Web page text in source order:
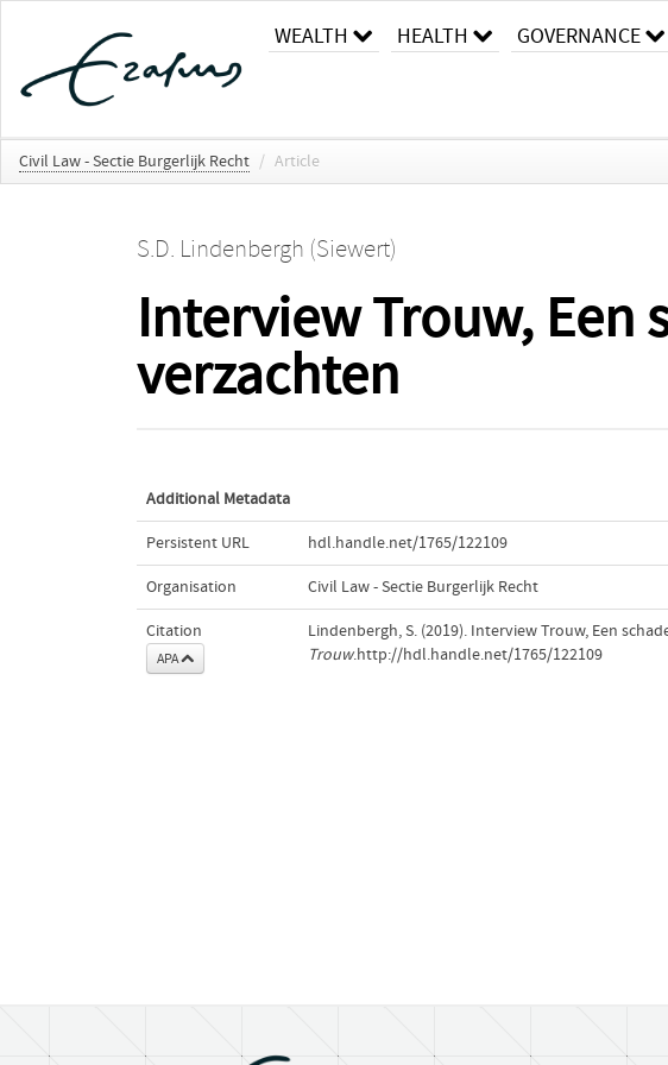
WEALTH HEALTH GOVERNANCE
Civil Law - Sectie Burgerlijk Recht / Article
S.D. Lindenbergh (Siewert)
Interview Trouw, Een
verzachten
Additional Metadata
Persistent URL hdl.handle.net/1765/122109
Organisation Civil Law - Sectie Burgerlijk Recht
Citation
APA
Lindenbergh, S. (2019). Interview Trouw, Een
Trouw.http://hdl.handle.net/1765/122109